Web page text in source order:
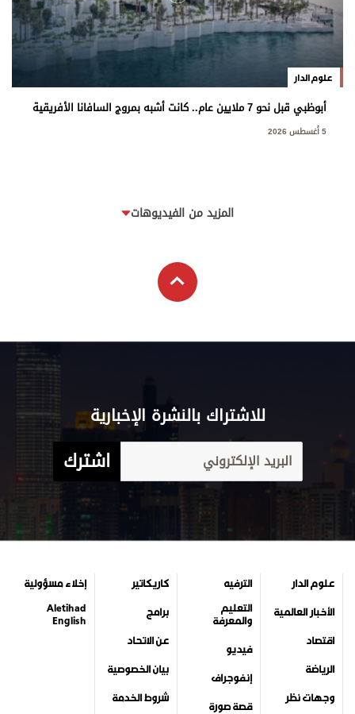
علوم الدار
أبوظبي قبل نحو 7 ملايين عام.. كانت أشبه بمروج السافانا الأفريقية
5 أغسطس 2026
المزيد من الفيديوهات
للاشتراك بالنشرة الإخبارية
اشترك
علوم الدار
الأخبار العالمية
اقتصاد
الرياضة
وجهات نظر
الترفيه
التعليم
والمعرفة
فيديو
إنفوجراف
قصة صورة
كاريكاتير
برامج
عن الاتحاد
بيان الخصوصية
شروط الخدمة
إخلاء مسؤولية
Aletihad
English